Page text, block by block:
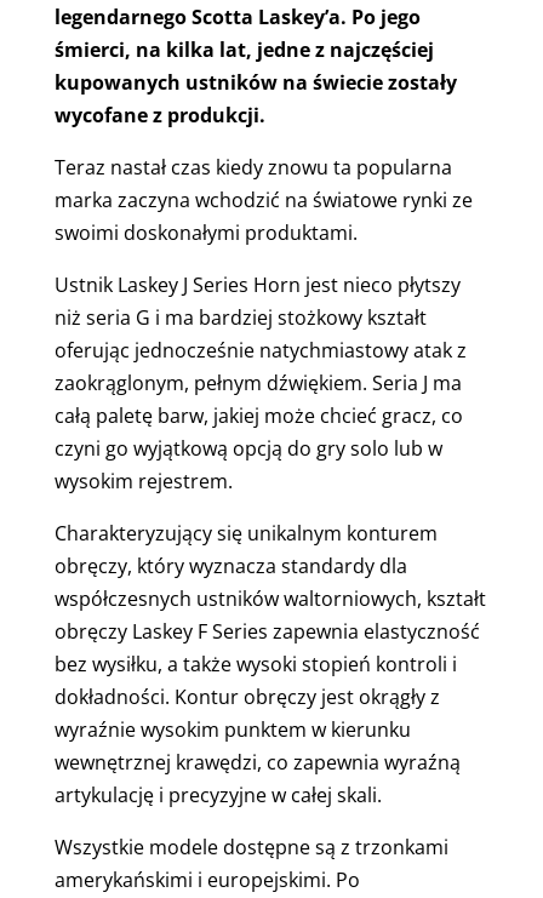
legendarnego Scotta Laskey’a. Po jego
śmierci, na kilka lat, jedne z najczęściej
kupowanych ustników na świecie zostały
wycofane z produkcji.
Teraz nastał czas kiedy znowu ta popularna
marka zaczyna wchodzić na światowe rynki ze
swoimi doskonałymi produktami.
Ustnik Laskey J Series Horn jest nieco płytszy
niż seria G i ma bardziej stożkowy kształt
oferując jednocześnie natychmiastowy atak z
zaokrąglonym, pełnym dźwiękiem. Seria J ma
całą paletę barw, jakiej może chcieć gracz, co
czyni go wyjątkową opcją do gry solo lub w
wysokim rejestrem.
Charakteryzujący się unikalnym konturem
obręczy, który wyznacza standardy dla
współczesnych ustników waltorniowych, kształt
obręczy Laskey F Series zapewnia elastyczność
bez wysiłku, a także wysoki stopień kontroli i
dokładności. Kontur obręczy jest okrągły z
wyraźnie wysokim punktem w kierunku
wewnętrznej krawędzi, co zapewnia wyraźną
artykulację i precyzyjne w całej skali.
Wszystkie modele dostępne są z trzonkami
amerykańskimi i europejskimi. Po